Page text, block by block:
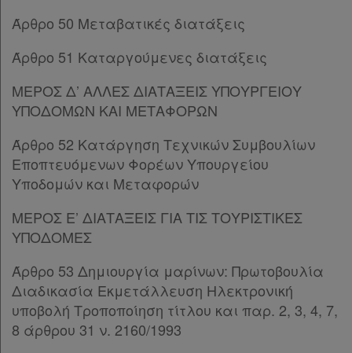
Παρ.1
Παρ.2
Παρ.3
Παρ.4
Παρ.5
Άρθρο 42 [-]
Παρ.1
Παρ.2
Παρ.1
Παρ.2
Άρθρο 44 [-]
Παρ.1
Παρ.2
Άρθρο 45 [-]
Παρ.1
Άρθρο 50 Μεταβατικές διατάξεις
Άρθρο 51 Καταργούμενες διατάξεις
ΜΕΡΟΣ Δ’ ΑΛΛΕΣ ΔΙΑΤΑΞΕΙΣ ΥΠΟΥΡΓΕΙΟΥ
ΥΠΟΔΟΜΩΝ ΚΑΙ ΜΕΤΑΦΟΡΩΝ
Άρθρο 52 Κατάργηση Τεχνικών Συμβουλίων
Εποπτευόμενων Φορέων Υπουργείου
Υποδομών και Μεταφορών
ΜΕΡΟΣ Ε’ ΔΙΑΤΑΞΕΙΣ ΓΙΑ ΤΙΣ ΤΟΥΡΙΣΤΙΚΕΣ
ΥΠΟΔΟΜΕΣ
Άρθρο 53 Δημιουργία μαρίνων: Πρωτοβουλία
Διαδικασία Εκμετάλλευση Ηλεκτρονική
υποβολή Τροποποίηση τίτλου και παρ. 2, 3, 4, 7,
8 άρθρου 31 ν. 2160/1993